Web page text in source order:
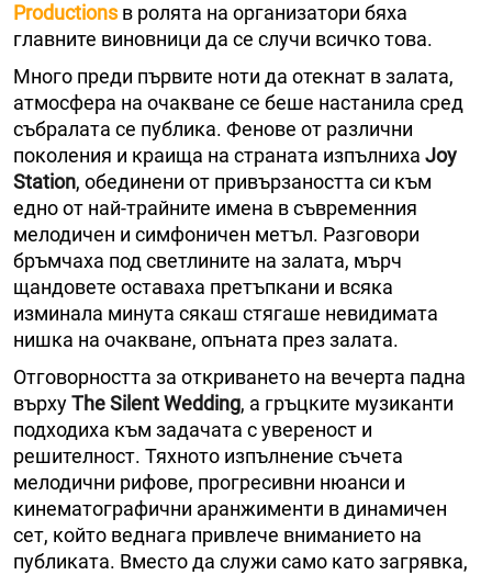
Productionsв ролята на организатори бяха
главните виновници да се случи всичко това.
Много преди първите ноти да отекнат в залата,
атмосфера на очакване се беше настанила сред
събралата се публика. Фенове от различни
поколения и краища на страната изпълниха Joy
Station, обединени от привързаността си към
едно от най-трайните имена в съвременния
мелодичен и симфоничен метъл. Разговори
бръмчаха под светлините на залата, мърч
щандовете оставаха претъпкани и всяка
изминала минута сякаш стягаше невидимата
нишка на очакване, опъната през залата.
Отговорността за откриването на вечерта падна
върхуThe Silent Wedding, а гръцките музиканти
подходиха към задачата с увереност и
решителност. Тяхното изпълнение съчета
мелодични рифове, прогресивни нюанси и
кинематографични аранжименти в динамичен
сет, който веднага привлече вниманието на
публиката. Вместо да служи само като загрявка,